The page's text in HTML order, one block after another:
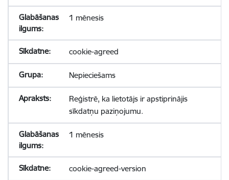
1 mēnesis
cookie-agreed
Nepieciešams
Reģistrē, ka lietotājs ir apstiprinājis
sīkdatņu paziņojumu.
1 mēnesis
cookie-agreed-version